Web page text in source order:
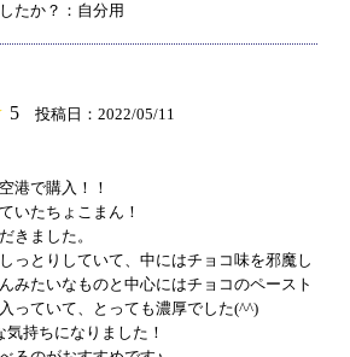
たか？：自分用
5 投稿日：2022/05/11
港で購入！！
いたちょこまん！
きました。
っとりしていて、中にはチョコ味を邪魔し
みたいなものと中心にはチョコのペースト
っていて、とっても濃厚でした(^^)
持ちになりました！